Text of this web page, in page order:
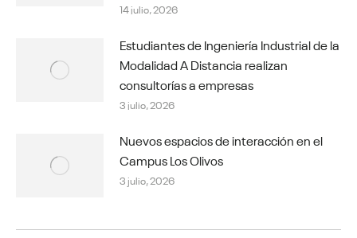
14 julio, 2026
Estudiantes de Ingeniería Industrial de la
Modalidad A Distancia realizan
consultorías a empresas
3 julio, 2026
Nuevos espacios de interacción en el
Campus Los Olivos
3 julio, 2026